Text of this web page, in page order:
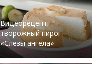
Видеорецепт:
творожный пирог
«Слезы ангела»